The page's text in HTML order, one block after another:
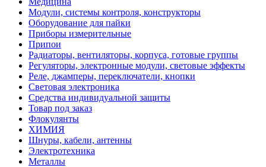
Модули, системы контроля, конструкторы
Оборудование для пайки
Приборы измерительные
Припои
Радиаторы, вентиляторы, корпуса, готовые группы
Регуляторы, электронные модули, световые эффекты
Реле, джамперы, переключатели, кнопки
Световая электроника
Средства индивидуальной защиты
Товар под заказ
Флокулянты
ХИМИЯ
Шнуры, кабели, антенны
Электротехника
Металлы